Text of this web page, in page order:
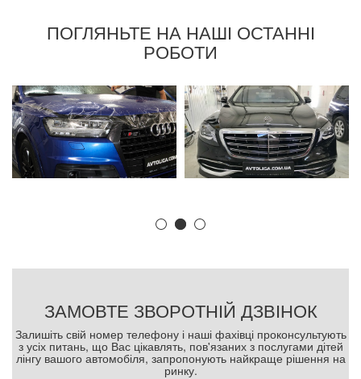
ПОГЛЯНЬТЕ НА НАШІ ОСТАННІ
РОБОТИ
ЗАМОВТЕ ЗВОРОТНІЙ ДЗВІНОК
Залишіть свій номер телефону і наші фахівці проконсультують
з усіх питань, що Вас цікавлять, пов'язаних з послугами дітей
лінгу вашого автомобіля, запропонують найкраще рішення на
ринку.